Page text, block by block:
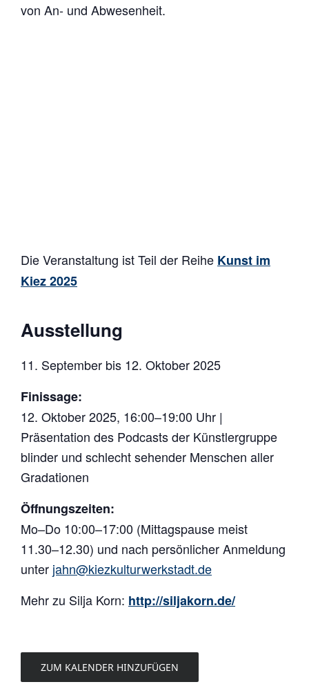
von An- und Abwesenheit.
Die Veranstaltung ist Teil der Reihe Kunst im
Kiez 2025
Ausstellung
11. September bis 12. Oktober 2025
Finissage:
12. Oktober 2025, 16:00–19:00 Uhr |
Präsentation des Podcasts der Künstlergruppe
blinder und schlecht sehender Menschen aller
Gradationen
Öffnungszeiten:
Mo–Do 10:00–17:00 (Mittagspause meist
11.30–12.30) und nach persönlicher Anmeldung
unter jahn@kiezkulturwerkstadt.de
Mehr zu Silja Korn: http://siljakorn.de/
ZUM KALENDER HINZUFÜGEN